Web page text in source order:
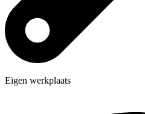
Eigen werkplaats